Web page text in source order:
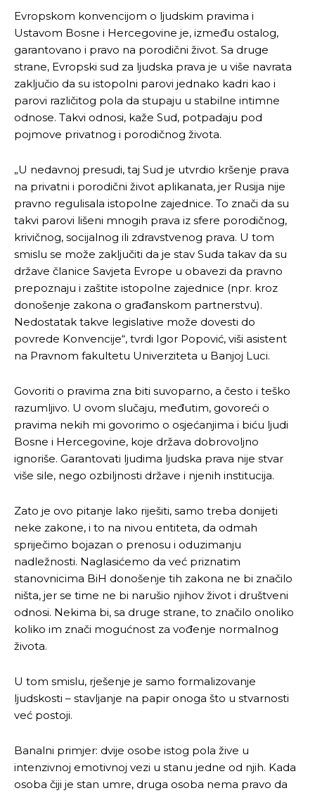
Evropskom konvencijom o ljudskim pravima i
Ustavom Bosne i Hercegovine je, između ostalog,
garantovano i pravo na porodični život. Sa druge
strane, Evropski sud za ljudska prava je u više navrata
zaključio da su istopolni parovi jednako kadri kao i
parovi različitog pola da stupaju u stabilne intimne
odnose. Takvi odnosi, kaže Sud, potpadaju pod
pojmove privatnog i porodičnog života.
„U nedavnoj presudi, taj Sud je utvrdio kršenje prava
na privatni i porodični život aplikanata, jer Rusija nije
pravno regulisala istopolne zajednice. To znači da su
takvi parovi lišeni mnogih prava iz sfere porodičnog,
krivičnog, socijalnog ili zdravstvenog prava. U tom
smislu se može zaključiti da je stav Suda takav da su
države članice Savjeta Evrope u obavezi da pravno
prepoznaju i zaštite istopolne zajednice (npr. kroz
donošenje zakona o građanskom partnerstvu).
Nedostatak takve legislative može dovesti do
povrede Konvencije“, tvrdi Igor Popović, viši asistent
na Pravnom fakultetu Univerziteta u Banjoj Luci.
Govoriti o pravima zna biti suvoparno, a često i teško
razumljivo. U ovom slučaju, međutim, govoreći o
pravima nekih mi govorimo o osjećanjima i biću ljudi
Bosne i Hercegovine, koje država dobrovoljno
ignoriše. Garantovati ljudima ljudska prava nije stvar
više sile, nego ozbiljnosti države i njenih institucija.
Zato je ovo pitanje lako riješiti, samo treba donijeti
neke zakone, i to na nivou entiteta, da odmah
spriječimo bojazan o prenosu i oduzimanju
nadležnosti. Naglasićemo da već priznatim
stanovnicima BiH donošenje tih zakona ne bi značilo
ništa, jer se time ne bi narušio njihov život i društveni
odnosi. Nekima bi, sa druge strane, to značilo onoliko
koliko im znači mogućnost za vođenje normalnog
života.
U tom smislu, rješenje je samo formalizovanje
ljudskosti – stavljanje na papir onoga što u stvarnosti
već postoji.
Banalni primjer: dvije osobe istog pola žive u
intenzivnoj emotivnoj vezi u stanu jedne od njih. Kada
osoba čiji je stan umre, druga osoba nema pravo da